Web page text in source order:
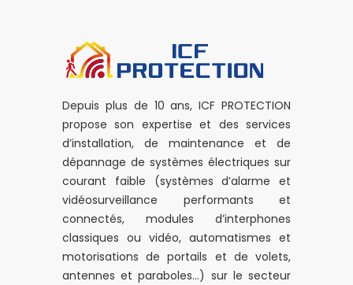
Depuis plus de 10 ans, ICF PROTECTION
propose son expertise et des services
d’installation, de maintenance et de
dépannage de systèmes électriques sur
courant faible (systèmes d’alarme et
vidéosurveillance performants et
connectés, modules d’interphones
classiques ou vidéo, automatismes et
motorisations de portails et de volets,
antennes et paraboles…) sur le secteur